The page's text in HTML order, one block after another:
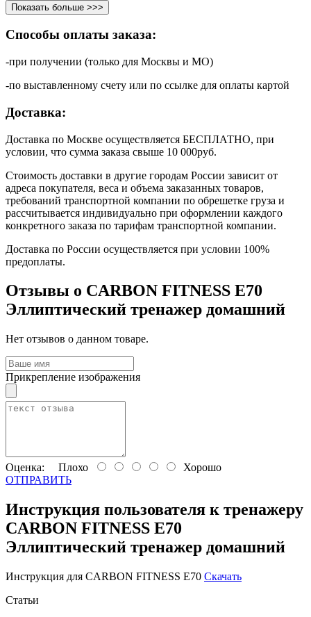
Показать больше >>>
Способы оплаты заказа:
-при получении (только для Москвы и МО)
-по выставленному счету или по ссылке для оплаты картой
Доставка:
Доставка по Москве осуществляется БЕСПЛАТНО, при
условии, что сумма заказа свыше 10 000руб.
Стоимость доставки в другие городам России зависит от
адреса покупателя, веса и объема заказанных товаров,
требований транспортной компании по обрешетке груза и
рассчитывается индивидуально при оформлении каждого
конкретного заказа по тарифам транспортной компании.
Доставка по России осуществляется при условии 100%
предоплаты.
Отзывы о CARBON FITNESS E70
Эллиптический тренажер домашний
Нет отзывов о данном товаре.
Прикрепление изображения
Оценка: Плохо
Хорошо
ОТПРАВИТЬ
Инструкция пользователя к тренажеру
CARBON FITNESS E70
Эллиптический тренажер домашний
Инструкция для CARBON FITNESS E70 Скачать
Статьи